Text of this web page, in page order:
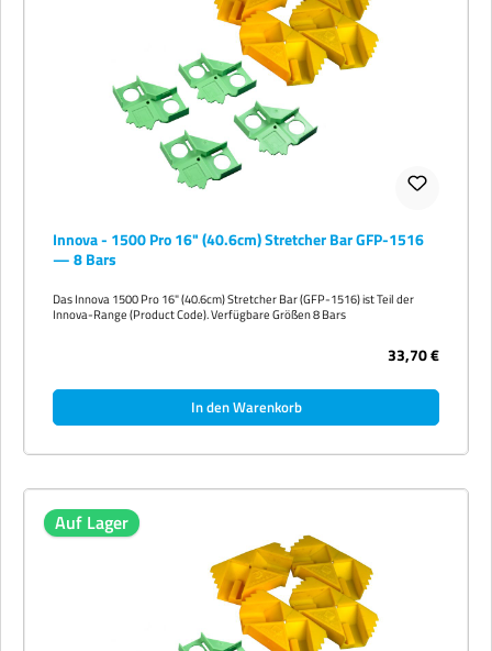
Innova - 1500 Pro 16" (40.6cm) Stretcher Bar GFP-1516
— 8 Bars
Das Innova 1500 Pro 16" (40.6cm) Stretcher Bar (GFP-1516) ist Teil der
Innova-Range (Product Code). Verfügbare Größen 8 Bars
33,70 €
In den Warenkorb
Auf Lager